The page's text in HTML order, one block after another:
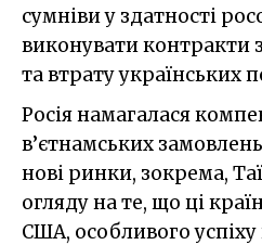
сумніви у здатності
виконувати контракти
та втрату українських
Росія намагалася
в’єтнамських
нові ринки, зокрема,
огляду на те, що ці
США, особливого